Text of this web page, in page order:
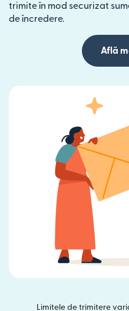
trimite în mod securizat
de încredere.
Află
Limitele de trimitere